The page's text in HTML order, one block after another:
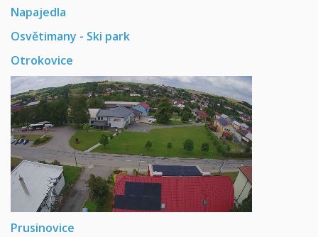
Napajedla
Osvětimany - Ski park
Otrokovice
Prusinovice